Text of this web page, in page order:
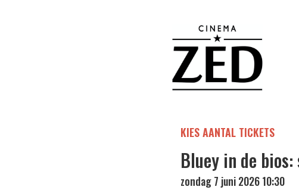
KIES AANTAL TICKETS
Bluey in de
zondag 7 juni 2026 10:30